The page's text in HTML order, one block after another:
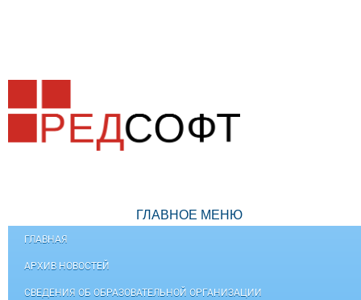
ГЛАВНОЕ МЕНЮ
ГЛАВНАЯ
АРХИВ НОВОСТЕЙ
СВЕДЕНИЯ ОБ ОБРАЗОВАТЕЛЬНОЙ ОРГАНИЗАЦИИ